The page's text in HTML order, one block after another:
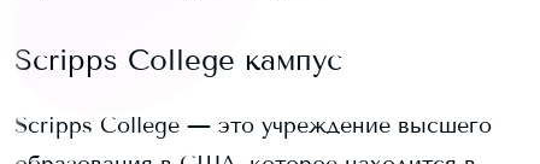
Scripps College кампус
Scripps College — это учреждение высшего